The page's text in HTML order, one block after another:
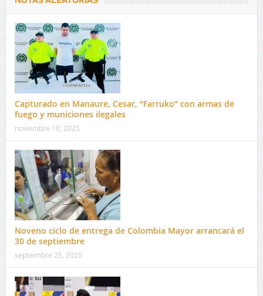
Capturado en Manaure, Cesar, “Farruko” con armas de
fuego y municiones ilegales
noviembre 18, 2025
Noveno ciclo de entrega de Colombia Mayor arrancará el
30 de septiembre
septiembre 25, 2025